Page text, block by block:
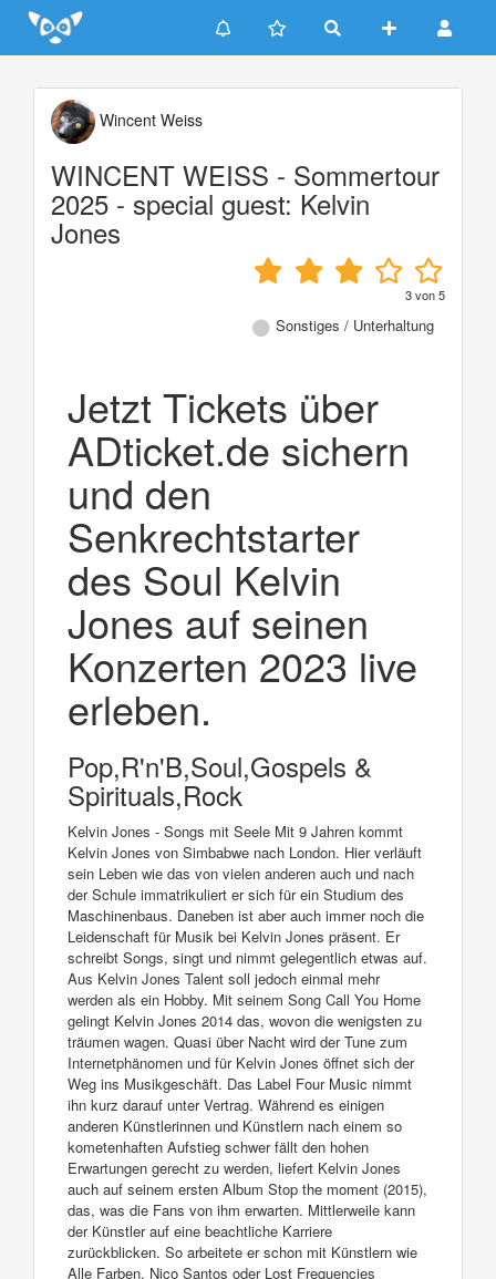
Update cookies preferences
Wincent Weiss
WINCENT WEISS - Sommertour
2025 - special guest: Kelvin
Jones
3von5
Sonstiges / Unterhaltung
Jetzt Tickets über
ADticket.de sichern
und den
Senkrechtstarter
des Soul Kelvin
Jones auf seinen
Konzerten 2023 live
erleben.
Pop,R'n'B,Soul,Gospels &
Spirituals,Rock
Kelvin Jones - Songs mit Seele Mit 9 Jahren kommt
Kelvin Jones von Simbabwe nach London. Hier verläuft
sein Leben wie das von vielen anderen auch und nach
der Schule immatrikuliert er sich für ein Studium des
Maschinenbaus. Daneben ist aber auch immer noch die
Leidenschaft für Musik bei Kelvin Jones präsent. Er
schreibt Songs, singt und nimmt gelegentlich etwas auf.
Aus Kelvin Jones Talent soll jedoch einmal mehr
werden als ein Hobby. Mit seinem Song Call You Home
gelingt Kelvin Jones 2014 das, wovon die wenigsten zu
träumen wagen. Quasi über Nacht wird der Tune zum
Internetphänomen und für Kelvin Jones öffnet sich der
Weg ins Musikgeschäft. Das Label Four Music nimmt
ihn kurz darauf unter Vertrag. Während es einigen
anderen Künstlerinnen und Künstlern nach einem so
kometenhaften Aufstieg schwer fällt den hohen
Erwartungen gerecht zu werden, liefert Kelvin Jones
auch auf seinem ersten Album Stop the moment (2015),
das, was die Fans von ihm erwarten. Mittlerweile kann
der Künstler auf eine beachtliche Karriere
zurückblicken. So arbeitete er schon mit Künstlern wie
Alle Farben, Nico Santos oder Lost Frequencies